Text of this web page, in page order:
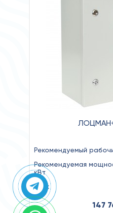
Рекомендуемый
Рекомендуемая
кВт
Пуск
147